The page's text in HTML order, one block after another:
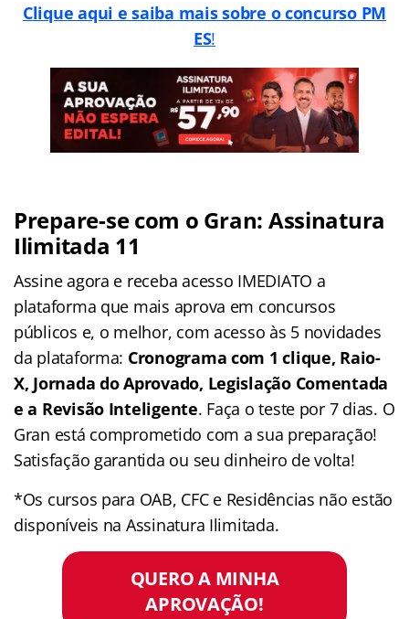
Clique aqui e saiba mais sobre o concurso PM
ES!
Prepare-se com o Gran: Assinatura
Ilimitada 11
Assine agora e receba acesso IMEDIATO a
plataforma que mais aprova em concursos
públicos e, o melhor, com acesso às 5 novidades
da plataforma: Cronograma com 1 clique, Raio-
X, Jornada do Aprovado, Legislação Comentada
e a Revisão Inteligente. Faça o teste por 7 dias. O
Gran está comprometido com a sua preparação!
Satisfação garantida ou seu dinheiro de volta!
*Os cursos para OAB, CFC e Residências não estão
disponíveis na Assinatura Ilimitada.
QUERO A MINHA
APROVAÇÃO!